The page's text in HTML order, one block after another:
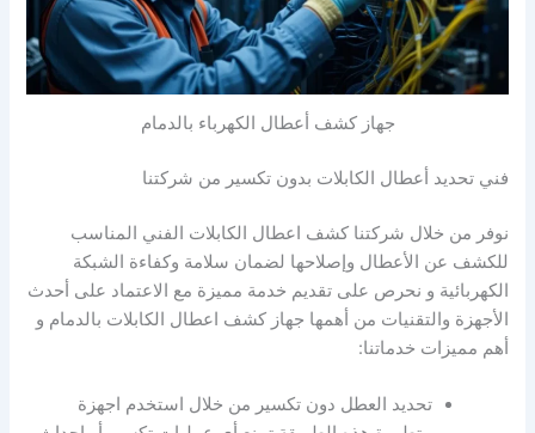
جهاز كشف أعطال الكهرباء بالدمام
فني تحديد أعطال الكابلات بدون تكسير من شركتنا
نوفر من خلال شركتنا كشف اعطال الكابلات الفني المناسب
للكشف عن الأعطال وإصلاحها لضمان سلامة وكفاءة الشبكة
الكهربائية و نحرص على تقديم خدمة مميزة مع الاعتماد على أحدث
الأجهزة والتقنيات من أهمها جهاز كشف اعطال الكابلات بالدمام و
أهم مميزات خدماتنا:
تحديد العطل دون تكسير من خلال استخدم اجهزة